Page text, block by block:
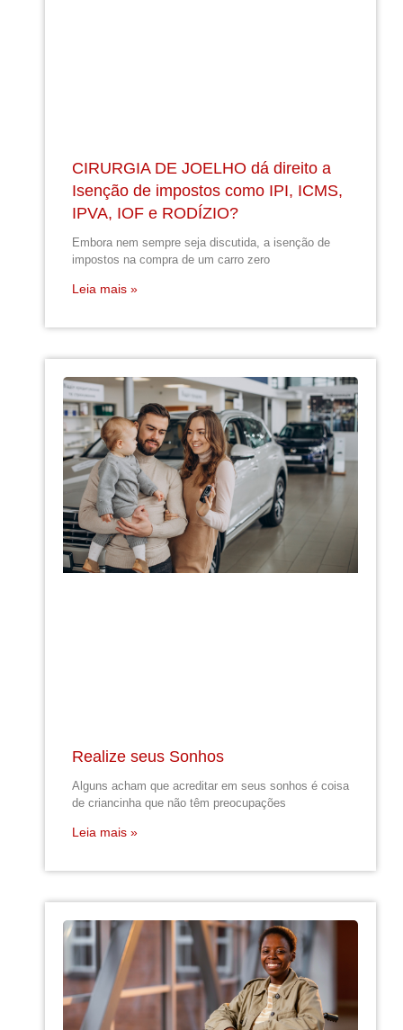
CIRURGIA DE JOELHO dá direito a
Isenção de impostos como IPI, ICMS,
IPVA, IOF e RODÍZIO?
Embora nem sempre seja discutida, a isenção de
impostos na compra de um carro zero
Leia mais »
Realize seus Sonhos
Alguns acham que acreditar em seus sonhos é coisa
de criancinha que não têm preocupações
Leia mais »